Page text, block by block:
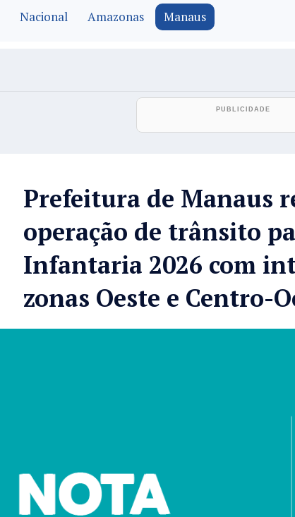
Nacional Amazonas Manaus
Prefeitura de Manaus
operação de trânsito
Infantaria 2026 com
zonas Oeste e Centro-